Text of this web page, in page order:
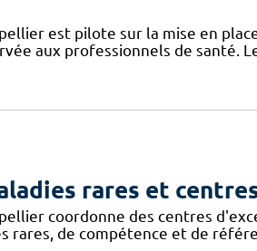
est pilote sur la mise en
aux professionnels de santé.
rares et
coordonne des centres
rares, de compétence et de